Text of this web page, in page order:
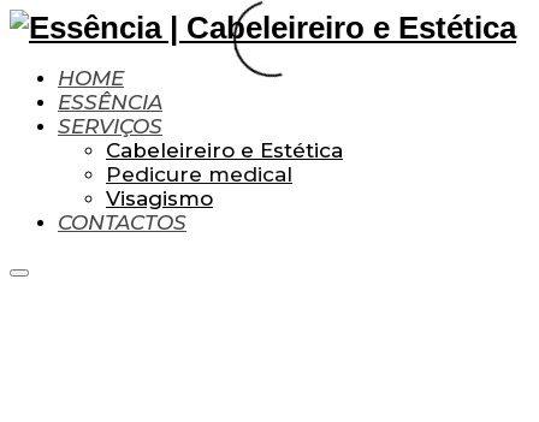
HOME
ESSÊNCIA
SERVIÇOS
Cabeleireiro e Estética
Pedicure medical
Visagismo
CONTACTOS